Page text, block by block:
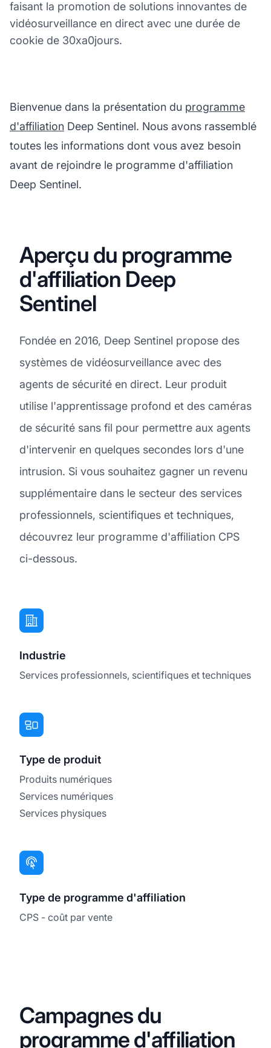
faisant la promotion de solutions innovantes de
vidéosurveillance en direct avec une durée de
cookie de 30xa0jours.
Bienvenue dans la présentation du programme
d'affiliation Deep Sentinel. Nous avons rassemblé
toutes les informations dont vous avez besoin
avant de rejoindre le programme d'affiliation
Deep Sentinel.
Aperçu du programme
d'affiliation Deep
Sentinel
Fondée en 2016, Deep Sentinel propose des
systèmes de vidéosurveillance avec des
agents de sécurité en direct. Leur produit
utilise l'apprentissage profond et des caméras
de sécurité sans fil pour permettre aux agents
d'intervenir en quelques secondes lors d'une
intrusion. Si vous souhaitez gagner un revenu
supplémentaire dans le secteur des services
professionnels, scientifiques et techniques,
découvrez leur programme d'affiliation CPS
ci-dessous.
Industrie
Services professionnels, scientifiques et techniques
Type de produit
Produits numériques
Services numériques
Services physiques
Type de programme d'affiliation
CPS - coût par vente
Campagnes du
programme d'affiliation